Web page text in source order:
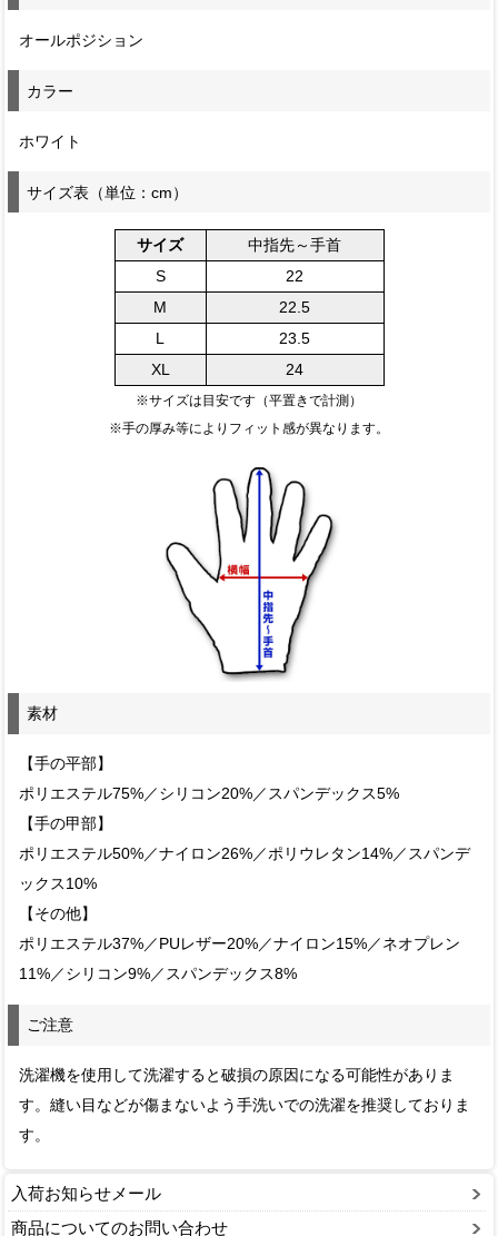
オールポジション
カラー
ホワイト
サイズ表（単位：cm）
サイズ
中指先～手首
S
22
M
22.5
L
23.5
XL
24
※サイズは目安です（平置きで計測）
※手の厚み等によりフィット感が異なります。
素材
【手の平部】
ポリエステル75%／シリコン20%／スパンデックス5%
【手の甲部】
ポリエステル50%／ナイロン26%／ポリウレタン14%／スパンデ
ックス10%
【その他】
ポリエステル37%／PUレザー20%／ナイロン15%／ネオプレン
11%／シリコン9%／スパンデックス8%
ご注意
洗濯機を使用して洗濯すると破損の原因になる可能性がありま
す。縫い目などが傷まないよう手洗いでの洗濯を推奨しておりま
す。
入荷お知らせメール
商品についてのお問い合わせ